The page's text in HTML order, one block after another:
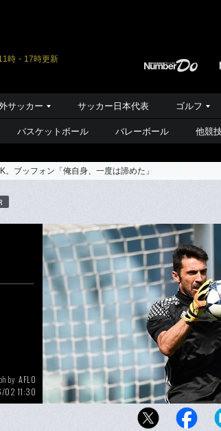
時・17時更新
サッカー サッカー日本代表 ゴルフ
バスケットボール バレーボール 他競
ブッフォン「俺自身、一度は諦めた」
by AFLO
02 11:30
ブッフォンが悲願のCL制覇を成し遂げて